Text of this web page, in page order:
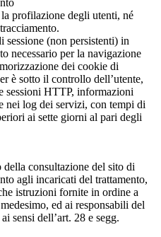
profilazione degli utenti, né
(non persistenti) in
necessario per la navigazione
dei cookie di
è sotto il controllo dell’utente,
sessioni HTTP, informazioni
nei log dei servizi, con tempi di
ai sette giorni al pari degli
della consultazione del sito di
agli incaricati del trattamento,
istruzioni fornite in ordine a
ed ai responsabili del
sensi dell’art. 28 e segg.